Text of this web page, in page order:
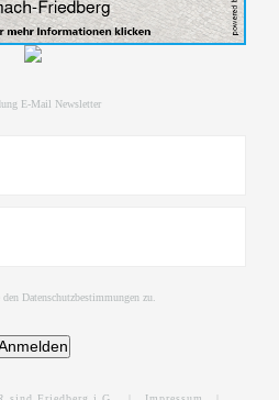
E-Mail Newsletter
Datenschutzbestimmungen zu.